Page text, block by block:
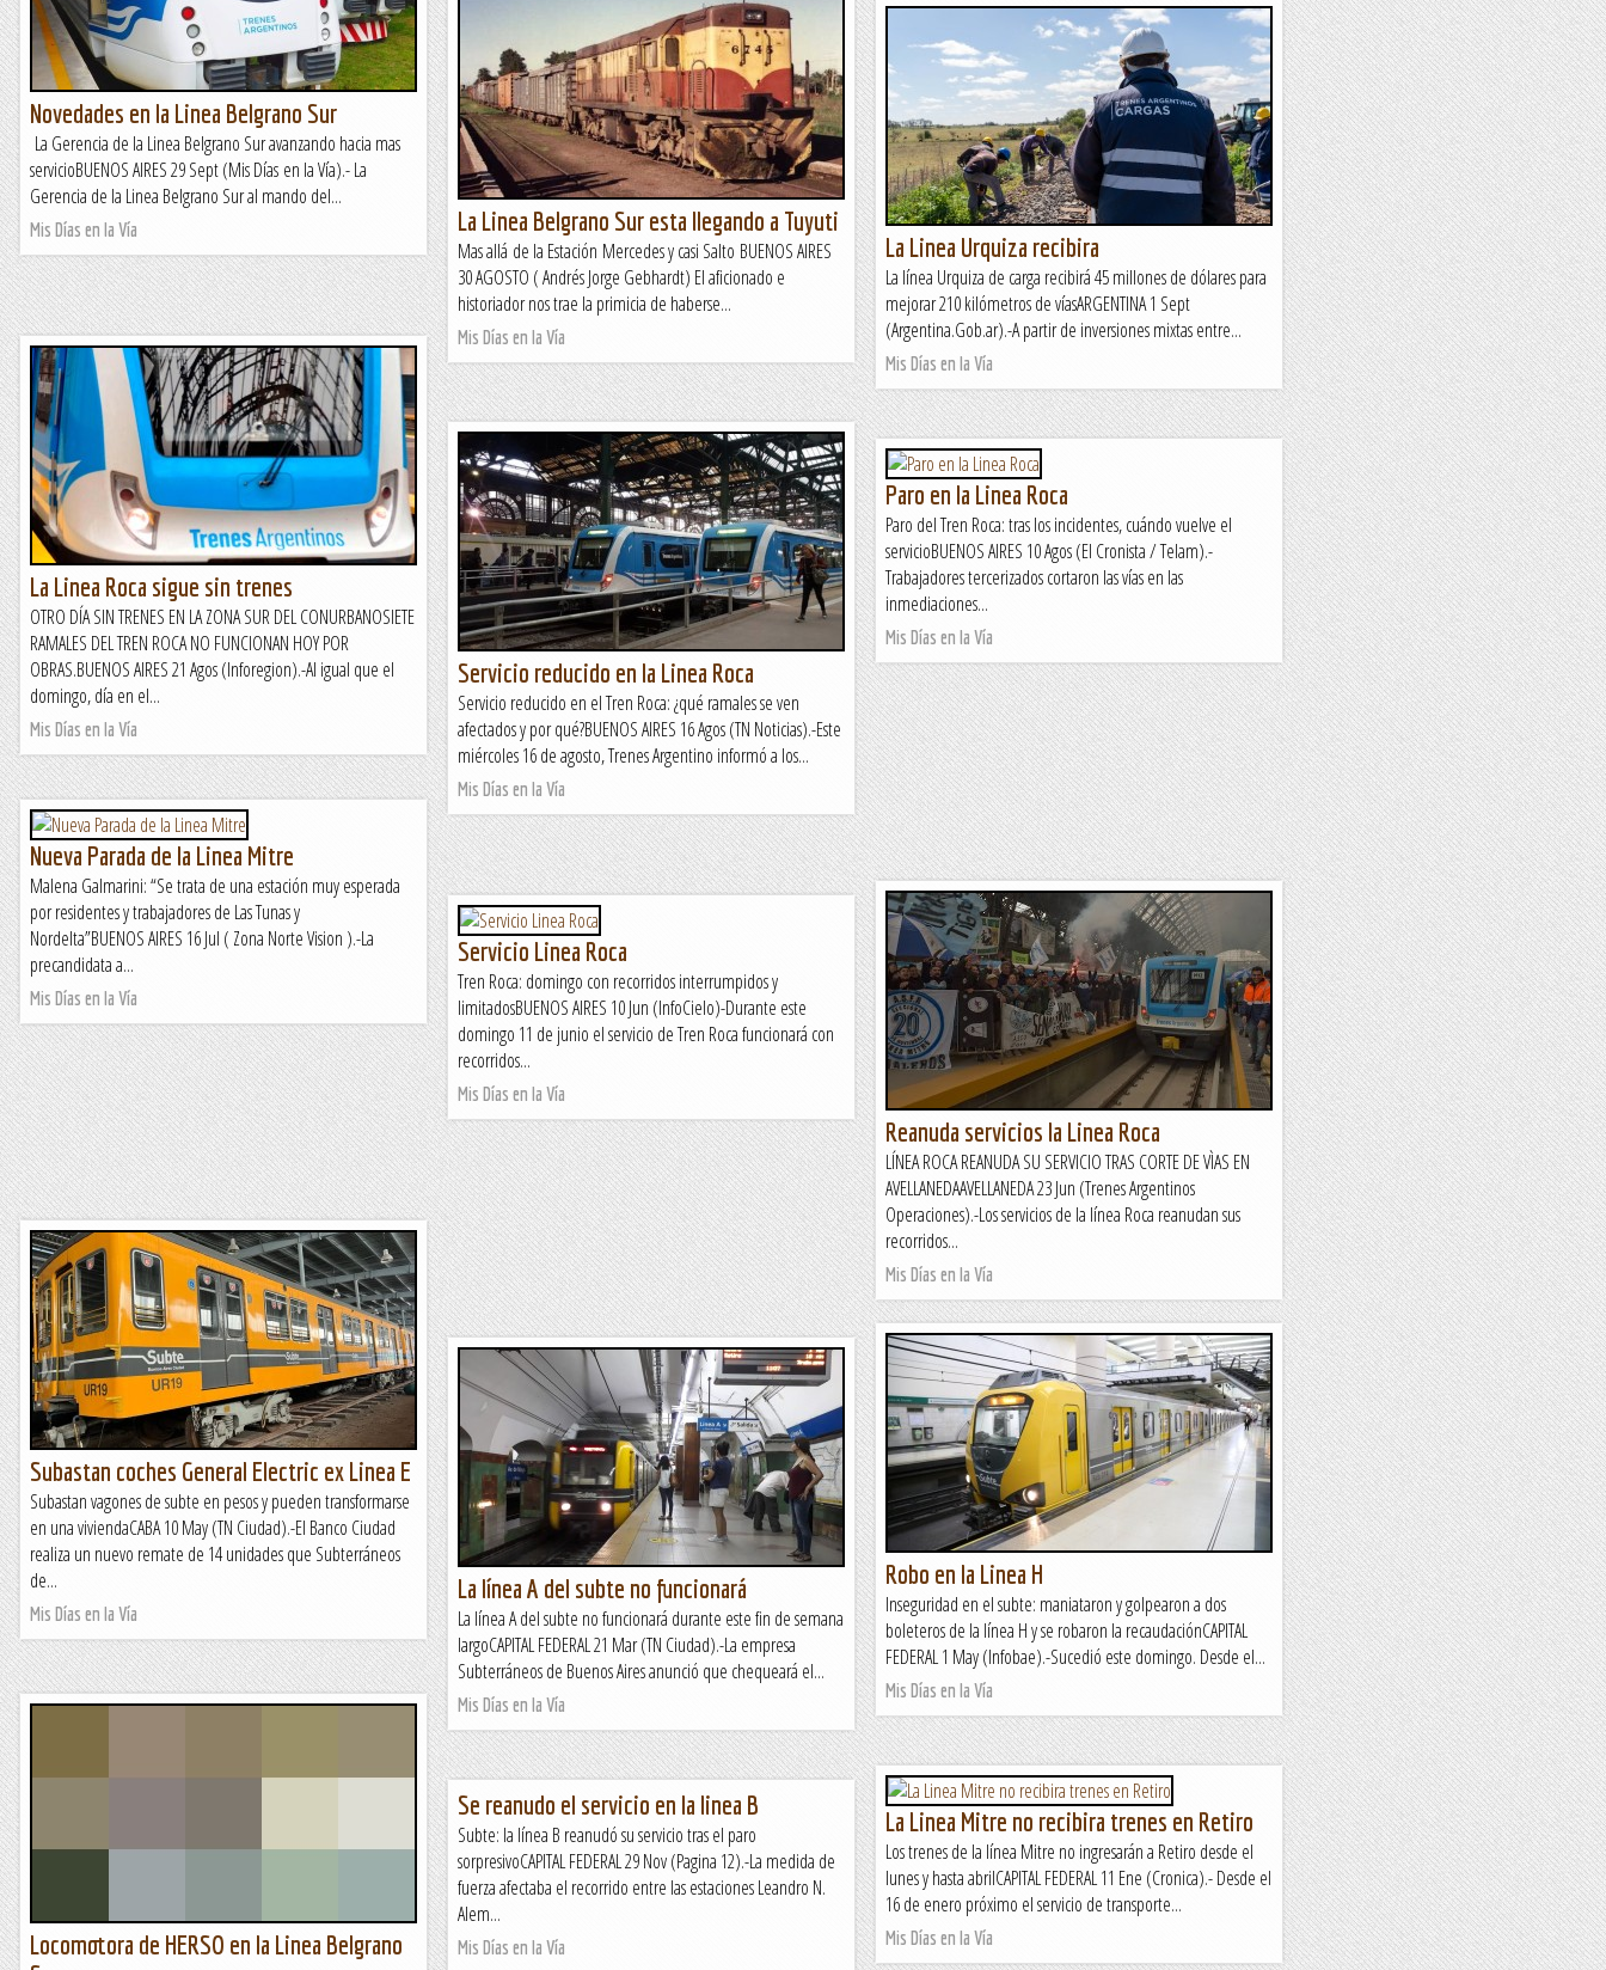
Novedades en la Linea Belgrano Sur
La Gerencia de la Linea Belgrano Sur avanzando hacia mas
servicioBUENOS AIRES 29 Sept (Mis Días en la Vía).- La
Gerencia de la Linea Belgrano Sur al mando del...
Mis Días en la Vía La Linea Belgrano Sur esta llegando a Tuyuti
Mas allá de la Estación Mercedes y casi Salto BUENOS AIRES
30 AGOSTO ( Andrés Jorge Gebhardt) El aficionado e
historiador nos trae la primicia de haberse...
Mis Días en la Vía
La Linea Urquiza recibira
La línea Urquiza de carga recibirá 45 millones de dólares para
mejorar 210 kilómetros de víasARGENTINA 1 Sept
(Argentina.Gob.ar).-A partir de inversiones mixtas entre...
Mis Días en la Vía
La Linea Roca sigue sin trenes
OTRO DÍA SIN TRENES EN LA ZONA SUR DEL CONURBANOSIETE
RAMALES DEL TREN ROCA NO FUNCIONAN HOY POR
OBRAS.BUENOS AIRES 21 Agos (Inforegion).-Al igual que el
domingo, día en el...
Mis Días en la Vía
Servicio reducido en la Linea Roca
Servicio reducido en el Tren Roca: ¿qué ramales se ven
afectados y por qué?BUENOS AIRES 16 Agos (TN Noticias).-Este
miércoles 16 de agosto, Trenes Argentino informó a los...
Mis Días en la Vía
Paro en la Linea Roca
Paro del Tren Roca: tras los incidentes, cuándo vuelve el
servicioBUENOS AIRES 10 Agos (El Cronista / Telam).-
Trabajadores tercerizados cortaron las vías en las
inmediaciones...
Mis Días en la Vía
Nueva Parada de la Linea Mitre
Malena Galmarini: “Se trata de una estación muy esperada
por residentes y trabajadores de Las Tunas y
Nordelta”BUENOS AIRES 16 Jul ( Zona Norte Vision ).-La
precandidata a...
Mis Días en la Vía
Reanuda servicios la Linea Roca
LÍNEA ROCA REANUDA SU SERVICIO TRAS CORTE DE VÌAS EN
AVELLANEDAAVELLANEDA 23 Jun (Trenes Argentinos
Operaciones).-Los servicios de la línea Roca reanudan sus
recorridos...
Mis Días en la Vía
Servicio Linea Roca
Tren Roca: domingo con recorridos interrumpidos y
limitadosBUENOS AIRES 10 Jun (InfoCielo)-Durante este
domingo 11 de junio el servicio de Tren Roca funcionará con
recorridos...
Mis Días en la Vía
Subastan coches General Electric ex Linea E
Subastan vagones de subte en pesos y pueden transformarse
en una viviendaCABA 10 May (TN Ciudad).-El Banco Ciudad
realiza un nuevo remate de 14 unidades que Subterráneos
de...
Mis Días en la Vía
Robo en la Linea H
Inseguridad en el subte: maniataron y golpearon a dos
boleteros de la línea H y se robaron la recaudaciónCAPITAL
FEDERAL 1 May (Infobae).-Sucedió este domingo. Desde el...
Mis Días en la Vía
La línea A del subte no funcionará
La línea A del subte no funcionará durante este fin de semana
largoCAPITAL FEDERAL 21 Mar (TN Ciudad).-La empresa
Subterráneos de Buenos Aires anunció que chequeará el...
Mis Días en la Vía
Locomotora de HERSO en la Linea Belgrano
La Linea Mitre no recibira trenes en Retiro
Los trenes de la línea Mitre no ingresarán a Retiro desde el
lunes y hasta abrilCAPITAL FEDERAL 11 Ene (Cronica).- Desde el
16 de enero próximo el servicio de transporte...
Mis Días en la Vía
Se reanudo el servicio en la linea B
Subte: la línea B reanudó su servicio tras el paro
sorpresivoCAPITAL FEDERAL 29 Nov (Pagina 12).-La medida de
fuerza afectaba el recorrido entre las estaciones Leandro N.
Alem...
Mis Días en la Vía